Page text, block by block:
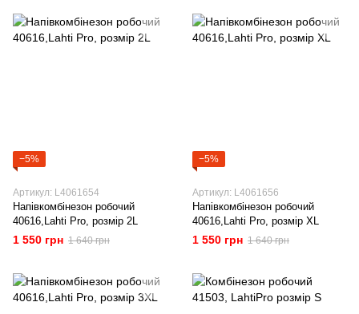
−5%
Артикул: L4061654
Напівкомбінезон робочий
40616,Lahti Pro, розмір 2L
1 550 грн 1 640 грн
−5%
Артикул: L4061656
Напівкомбінезон робочий
40616,Lahti Pro, розмір XL
1 550 грн 1 640 грн